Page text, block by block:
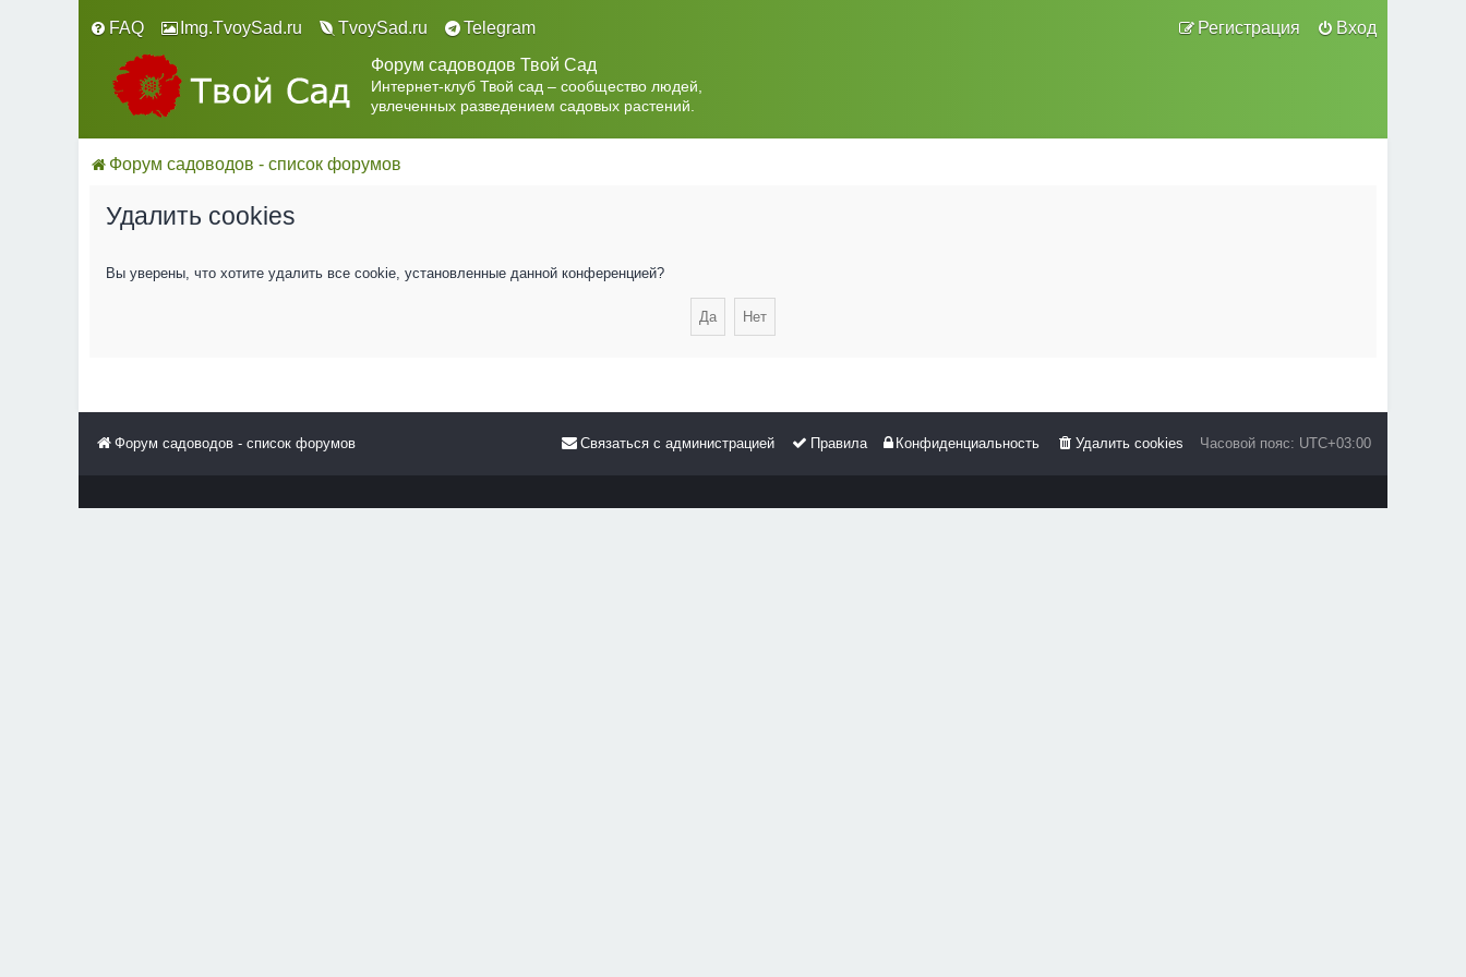
FAQ Вход
Регистрация
Img.TvoySad.ru TvoySad.ru
Telegram
Форум садоводов Твой Сад
Интернет-клуб Твой сад – сообщество людей,
увлеченных разведением садовых растений.
Форум садоводов - список форумов
Удалить cookies
Вы уверены, что хотите удалить все cookie, установленные данной конференцией?
Форум садоводов - список форумов Часовой пояс: UTC+03:00
Удалить cookies
Конфиденциальность
Правила
Связаться с администрацией